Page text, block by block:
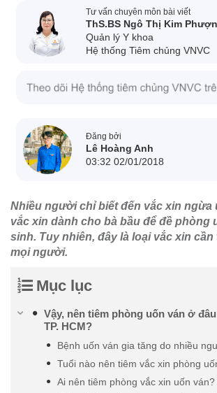
Tư vấn chuyên môn bài viết
ThS.BS Ngô Thị Kim
Quản lý Y khoa
Hệ thống Tiêm chủng VNVC
Đăng bởi
Lê Hoàng Anh
03:32 02/01/2018
Nhiều người chỉ biết đến vắc xin ngừa
vắc xin dành cho bà bầu để đề phòng
sinh. Tuy nhiên, đây là loại vắc xin cần
mọi người.
Mục lục
Vậy, nên tiêm phòng uốn ván ở
TP. HCM?
Bệnh uốn ván gia tăng do nhiều
Tuổi nào nên tiêm vắc xin phòng
Ai nên tiêm phòng vắc xin uốn ván?